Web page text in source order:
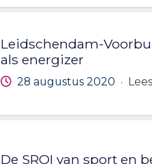
Leidschendam-
als energizer
28 augustus 2020 ·
De SROI van sport en